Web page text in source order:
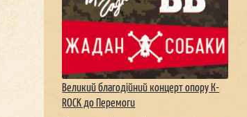
Великий благодійний концерт опору К-
ROCK до Перемоги